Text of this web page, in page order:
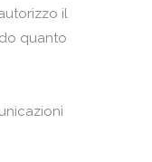
il
quanto